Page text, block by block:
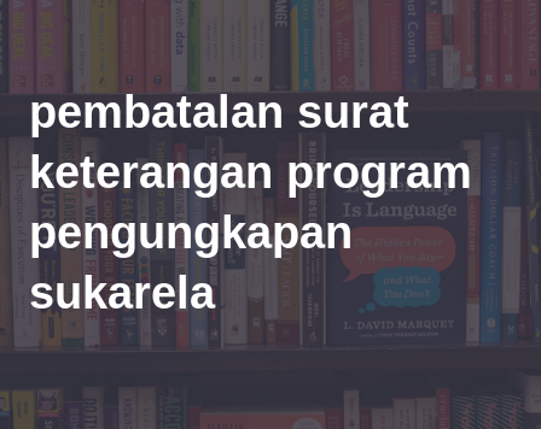
pembatalan surat
keterangan program
pengungkapan
sukarela